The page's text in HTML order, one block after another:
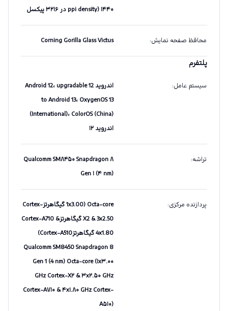
ppi density) ۱۴۴۰ در ۳۲۱۶ پیکسل
محافظ صفحه نمایش:
Corning Gorilla Glass Victus
پلتفرم
سیستم عامل:
اندروید 12 Android 12، upgradable
to Android 13، OxygenOS 13
(International)، ColorOS (China)
اندروید ۱۲
تراشه:
Qualcomm SM۸۴۵۰ Snapdragon ۸
Gen ۱ (۴ nm)
پردازنده مرکزی:
Octa-core (1x3.00 گیگاهرتزCortex-
X2 & 3x2.50 گیگاهرتزCortex-A710 &
4x1.80 گیگاهرتزCortex-A510)
Qualcomm SM8450 Snapdragon 8
Gen 1 (4 nm) Octa-core (۱x۳.۰۰
GHz Cortex-X۲ & ۳x۲.۵۰ GHz
Cortex-A۷۱۰ & ۴x۱.۸۰ GHz Cortex-
A۵۱۰)